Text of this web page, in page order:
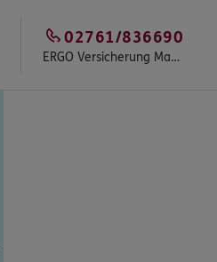
ERGO Versicherung Mark Mühlhaus
02761/836690